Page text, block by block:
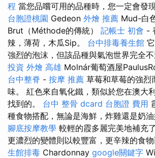
程 當您品嚐可用的品種時，您一定會發
台胞證桃園 Gedeon 外燴 推薦 Mud-白
Brut（Méthode的傳統） 記帳士 初會 -
辣，薄荷，木瓜Sip。 台中排毒養生館
強烈的泡沫，但該品種與氣泡世界完全不
投資 外燴 高雄 Molnár葡萄酒屋
台中整脊 - 按摩 推薦 草莓和草莓的強烈
味。 紅色來自氧化鐵，類似於您在澳大
找到的。 台中 整骨 dcard 台胞證 費用
種食物搭配，無論是海鮮，炸雞還是奶油
腳底按摩教學 較輕的霞多麗完美地補充
更濃烈的變體則以較豐富，更辛辣的食物
生館排毒 Chardonnay google關鍵字